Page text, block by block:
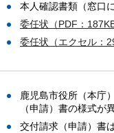
本人確認書類（窓口
委任状（PDF：187KB
委任状（エクセル：
鹿児島市役所（本庁
（申請）書の様式が
交付請求（申請）書